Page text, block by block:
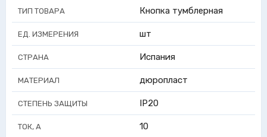
ТИП ТОВАРА Кнопка тумблерная
ЕД. ИЗМЕРЕНИЯ шт
СТРАНА Испания
МАТЕРИАЛ дюропласт
СТЕПЕНЬ ЗАЩИТЫ IP20
ТОК, А 10